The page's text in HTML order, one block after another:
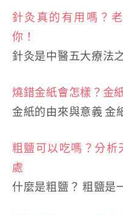
針灸真的有用嗎？
你！
針灸是中醫五大療法
燒錯金紙會怎樣？金
金紙的由來與意義 金
粗鹽可以吃嗎？分析
處
什麼是粗鹽？ 粗鹽是